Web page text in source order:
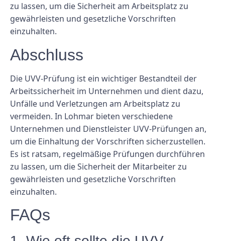
zu lassen, um die Sicherheit am Arbeitsplatz zu
gewährleisten und gesetzliche Vorschriften
einzuhalten.
Abschluss
Die UVV-Prüfung ist ein wichtiger Bestandteil der
Arbeitssicherheit im Unternehmen und dient dazu,
Unfälle und Verletzungen am Arbeitsplatz zu
vermeiden. In Lohmar bieten verschiedene
Unternehmen und Dienstleister UVV-Prüfungen an,
um die Einhaltung der Vorschriften sicherzustellen.
Es ist ratsam, regelmäßige Prüfungen durchführen
zu lassen, um die Sicherheit der Mitarbeiter zu
gewährleisten und gesetzliche Vorschriften
einzuhalten.
FAQs